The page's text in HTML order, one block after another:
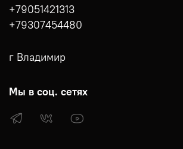
+79051421313
+79307454480
г Владимир
Мы в соц. сетях